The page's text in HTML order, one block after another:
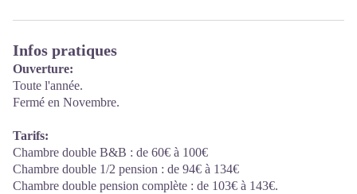
Infos pratiques
Ouverture:
Toute l'année.
Fermé en Novembre.
Tarifs:
Chambre double B&B : de 60€ à 100€
Chambre double 1/2 pension : de 94€ à 134€
Chambre double pension complète : de 103€ à 143€.